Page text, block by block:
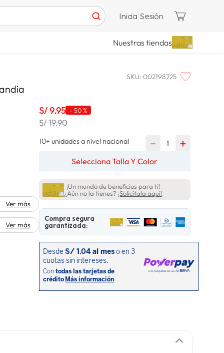
Inicia Sesión
Nuestras tiendas
SKU: 002198725
Ver más
Ver más
S/9.95 -50 %
S/ 19.90
10+ unidades a nivel nacional ＋
－
Selecciona Talla Y Color
¡Un mundo de beneficios para ti!
¿Aún no la tienes? ¡Solicítala aquí!
Compra segura
garantizada: